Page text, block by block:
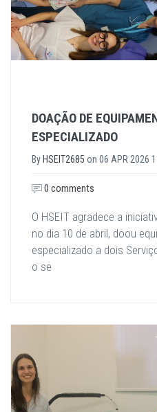
DOAÇÃO DE
ESPECIALIZADO
By HSEIT2685 on 06 APR 2026
0 comments
O HSEIT agradece a
no dia 10 de abril, doou
especializado a dois
o se